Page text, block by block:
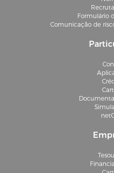
Formulário
Comunicação de